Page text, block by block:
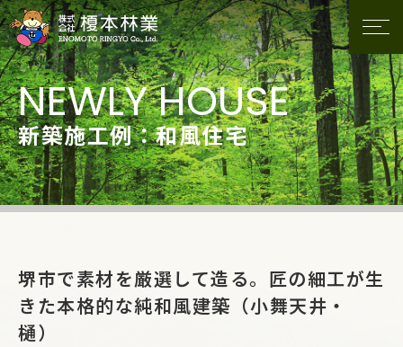
新築施工例：和風住宅
堺市で素材を厳選して造る。匠の細工が生
きた本格的な純和風建築（小舞天井・
樋）